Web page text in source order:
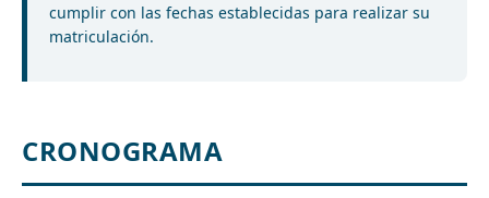
cumplir con las fechas establecidas para realizar su
matriculación.
CRONOGRAMA